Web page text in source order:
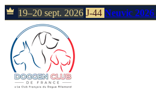
19–20 sept. 2026 J-44 Neuvic 2026